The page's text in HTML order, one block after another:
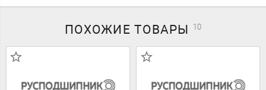
ПОХОЖИЕТОВАРЫ 10